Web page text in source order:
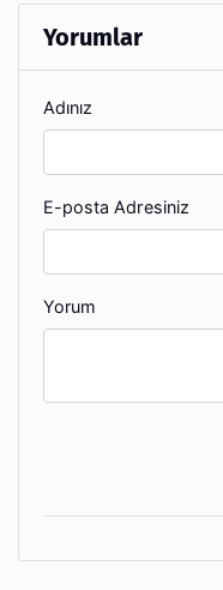
Yorumlar
Adınız
E-posta Adresiniz
Yorum